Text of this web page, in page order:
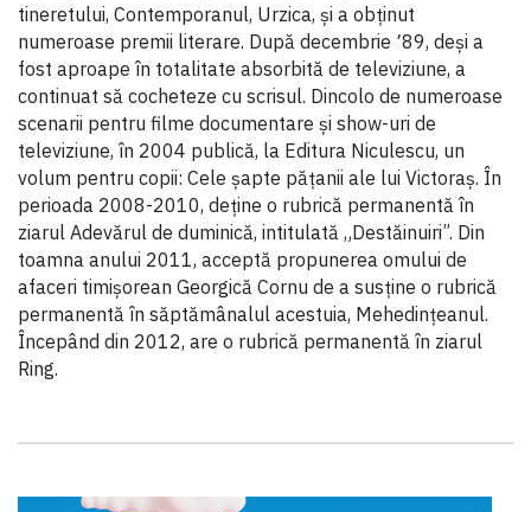
tineretului, Contemporanul, Urzica, şi a obţinut
numeroase premii literare. După decembrie ՚89, deşi a
fost aproape în totalitate absorbită de televiziune, a
continuat să cocheteze cu scrisul. Dincolo de numeroase
scenarii pentru filme documentare şi show-uri de
televiziune, în 2004 publică, la Editura Niculescu, un
volum pentru copii: Cele şapte păţanii ale lui Victoraş. În
perioada 2008-2010, deţine o rubrică permanentă în
ziarul Adevărul de duminică, intitulată „Destăinuiri”. Din
toamna anului 2011, acceptă propunerea omului de
afaceri timişorean Georgică Cornu de a susţine o rubrică
permanentă în săptămânalul acestuia, Mehedinţeanul.
Începând din 2012, are o rubrică permanentă în ziarul
Ring.